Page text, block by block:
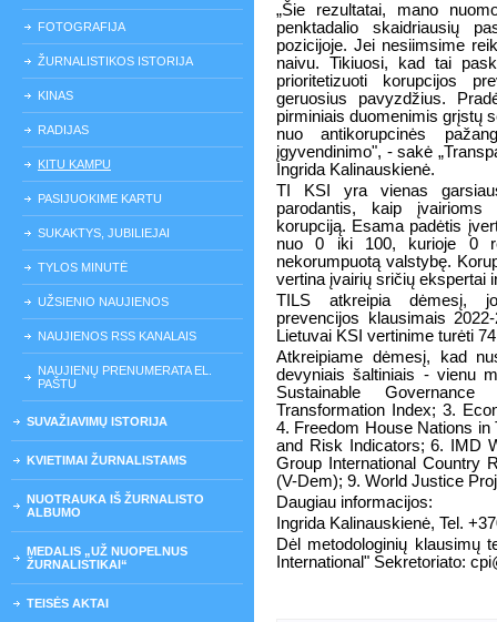
FOTOGRAFIJA
ŽURNALISTIKOS ISTORIJA
KINAS
RADIJAS
KITU KAMPU
PASIJUOKIME KARTU
SUKAKTYS, JUBILIEJAI
TYLOS MINUTĖ
UŽSIENIO NAUJIENOS
NAUJIENOS RSS KANALAIS
NAUJIENŲ PRENUMERATA EL.
PAŠTU
SUVAŽIAVIMŲ ISTORIJA
KVIETIMAI ŽURNALISTAMS
NUOTRAUKA IŠ ŽURNALISTO
ALBUMO
MEDALIS „UŽ NUOPELNUS
ŽURNALISTIKAI“
TEISĖS AKTAI
„Šie rezultatai, mano
penktadalio skaidriausių
pozicijoje. Jei nesiimsime
naivu. Tikiuosi, kad tai
prioritetizuoti korupcijos
geruosius pavyzdžius.
pirminiais duomenimis grįstų
nuo antikorupcinės
įgyvendinimo", - sakė
Ingrida Kalinauskienė.
TI KSI yra vienas
parodantis, kaip įvairioms
korupciją. Esama padėtis
nuo 0 iki 100, kurioje 0
nekorumpuotą valstybę.
vertina įvairių sričių ekspertai
TILS atkreipia dėmesį,
prevencijos klausimais
Lietuvai KSI vertinime turėti
Atkreipiame dėmesį, kad
devyniais šaltiniais - vienu
Sustainable
Transformation Index; 3.
4. Freedom House Nations
and Risk Indicators; 6. IMD
Group International Country
(V-Dem); 9. World Justice
Daugiau informacijos:
Ingrida Kalinauskienė, Tel.
Dėl metodologinių klausimų
International" Sekretoriato: